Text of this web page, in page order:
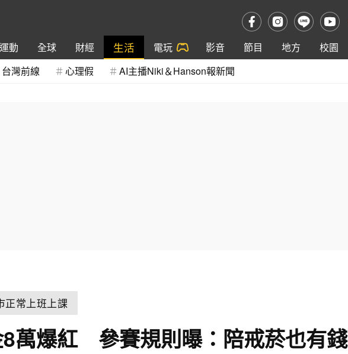
運動 全球 財經 生活 電玩 影音 節目 地方
校園
台灣前線 心理假 AI主播Niki＆Hanson報新聞
正常上班上課
萬爆紅 參賽規則曝：陪戒菸也有錢